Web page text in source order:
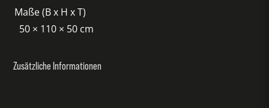
Maße (B x H x T)
50 × 110 × 50 cm
Zusätzliche Informationen